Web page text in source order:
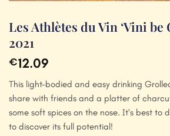
Les Athlètes du Vin ‘Vini be
2021
€12.09
This light-bodied and easy drinking
share with friends and a platter of
some soft spices on the nose. It’s best to
to discover its full potential!